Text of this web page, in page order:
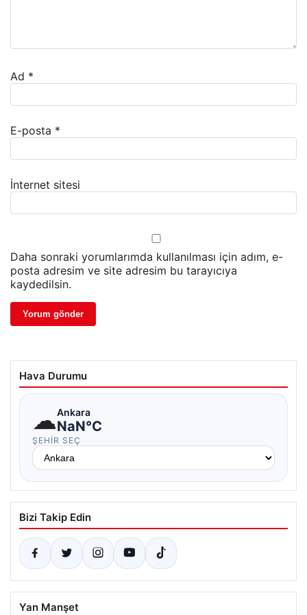
Ad *
E-posta *
İnternet sitesi
Daha sonraki yorumlarımda kullanılması için adım, e-
posta adresim ve site adresim bu tarayıcıya
kaydedilsin.
Hava Durumu
☁Ankara
NaN°C
ŞEHIR SEÇ
Bizi Takip Edin
Yan Manşet